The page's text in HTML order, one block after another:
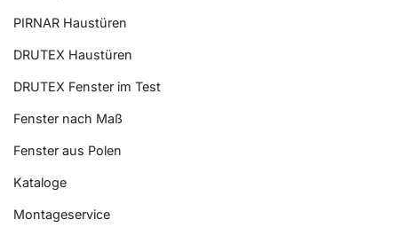
PIRNAR Haustüren
DRUTEX Haustüren
DRUTEX Fenster im Test
Fenster nach Maß
Fenster aus Polen
Kataloge
Montageservice